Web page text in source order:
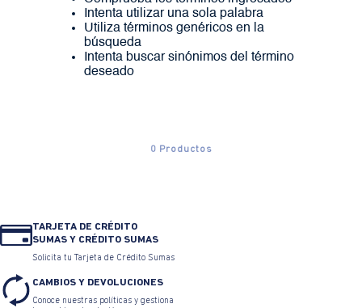
Intenta utilizar una sola palabra
Utiliza términos genéricos en la
búsqueda
Intenta buscar sinónimos del término
deseado
0 Productos
TARJETA DE CRÉDITO
SUMAS Y CRÉDITO SUMAS
Solicita tu Tarjeta de Crédito Sumas
CAMBIOS Y DEVOLUCIONES
Conoce nuestras políticas y gestiona